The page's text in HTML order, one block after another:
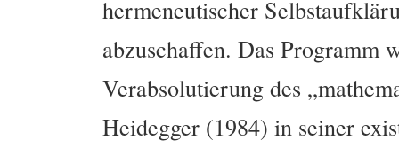
hermeneutischer
abzuschaffen. Das Programm
Verabsolutierung des
Heidegger (1984) in seiner